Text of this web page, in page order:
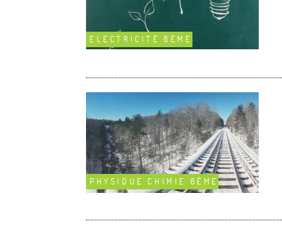
ELECTRICITÉ 6ÈME
PHYSIQUE CHIMIE 6ÈME